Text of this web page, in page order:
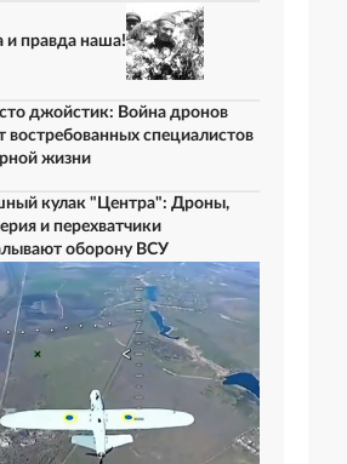
и правда наша!
джойстик: Война дронов
востребованных специалистов
жизни
кулак "Центра": Дроны,
и перехватчики
оборону ВСУ